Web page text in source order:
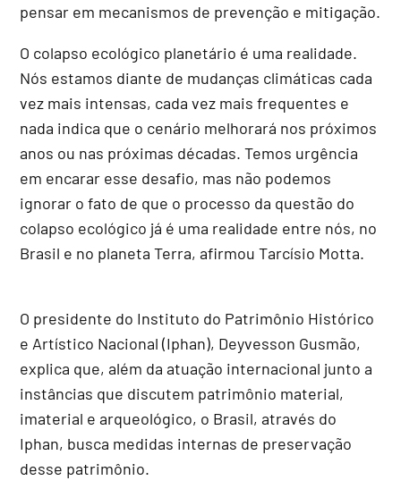
pensar em mecanismos de prevenção e mitigação.
O colapso ecológico planetário é uma realidade.
Nós estamos diante de mudanças climáticas cada
vez mais intensas, cada vez mais frequentes e
nada indica que o cenário melhorará nos próximos
anos ou nas próximas décadas. Temos urgência
em encarar esse desafio, mas não podemos
ignorar o fato de que o processo da questão do
colapso ecológico já é uma realidade entre nós, no
Brasil e no planeta Terra, afirmou Tarcísio Motta.
O presidente do Instituto do Patrimônio Histórico
e Artístico Nacional (Iphan), Deyvesson Gusmão,
explica que, além da atuação internacional junto a
instâncias que discutem patrimônio material,
imaterial e arqueológico, o Brasil, através do
Iphan, busca medidas internas de preservação
desse patrimônio.